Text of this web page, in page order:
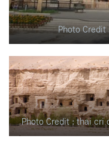
Photo
Photo Credit :